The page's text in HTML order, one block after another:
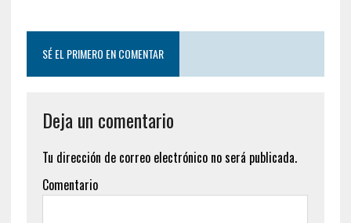
SÉ EL PRIMERO EN COMENTAR
Deja un comentario
Tu dirección de correo electrónico no será publicada.
Comentario